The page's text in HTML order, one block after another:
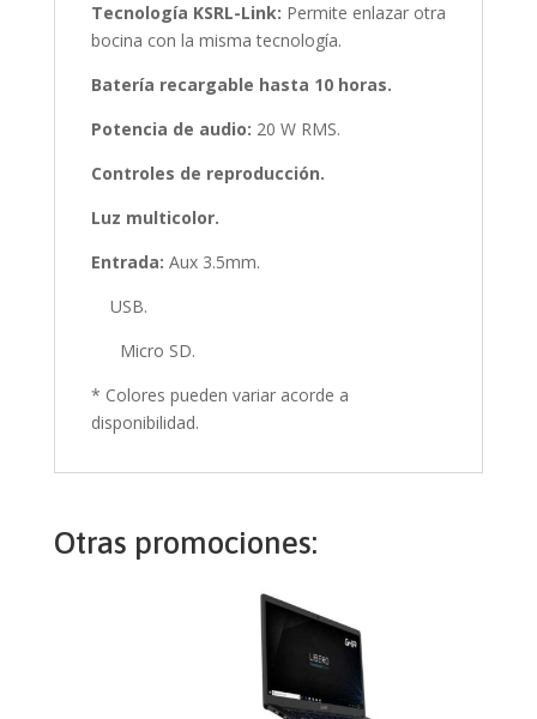
Tecnología KSRL-Link: Permite enlazar otra
bocina con la misma tecnología.
Batería recargable hasta 10 horas.
Potencia de audio: 20 W RMS.
Controles de reproducción.
Luz multicolor.
Entrada: Aux 3.5mm.
USB.
Micro SD.
* Colores pueden variar acorde a
disponibilidad.
Otras promociones: